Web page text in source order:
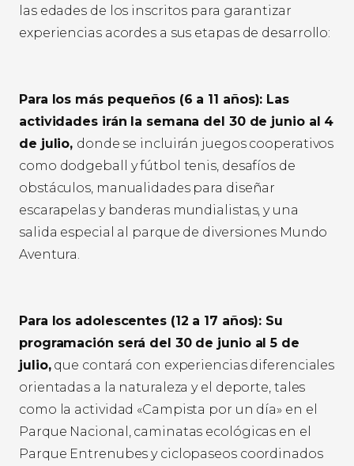
las edades de los inscritos para garantizar
experiencias acordes a sus etapas de desarrollo:
Para los más pequeños (6 a 11 años): Las
actividades irán la semana del 30 de junio al 4
de julio, donde se incluirán juegos cooperativos
como dodgeball y fútbol tenis, desafíos de
obstáculos, manualidades para diseñar
escarapelas y banderas mundialistas, y una
salida especial al parque de diversiones Mundo
Aventura.
Para los adolescentes (12 a 17 años): Su
programación será del 30 de junio al 5 de
julio,que contará con experiencias diferenciales
orientadas a la naturaleza y el deporte, tales
como la actividad «Campista por un día» en el
Parque Nacional, caminatas ecológicas en el
Parque Entrenubes y ciclopaseos coordinados